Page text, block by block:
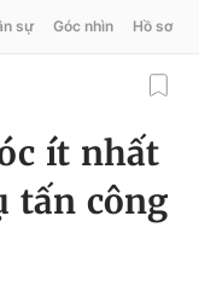
sự Góc nhìn Hồ sơ
ít nhất
tấn công